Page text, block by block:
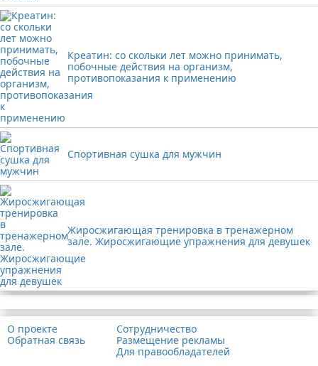
Креатин: со скольки лет можно принимать,
побочные действия на организм,
противопоказания к применению
Спортивная сушка для мужчин
Жиросжигающая тренировка в тренажерном
зале. Жиросжигающие упражнения для девушек
О проекте
Обратная связь
Сотрудничество
Размещение рекламы
Для правообладателей